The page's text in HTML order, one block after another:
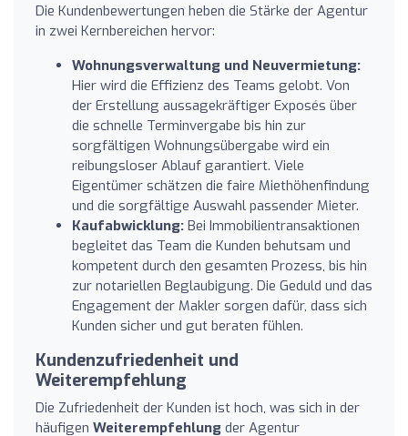
Die Kundenbewertungen heben die Stärke der Agentur
in zwei Kernbereichen hervor:
Wohnungsverwaltung und Neuvermietung:
Hier wird die Effizienz des Teams gelobt. Von
der Erstellung aussagekräftiger Exposés über
die schnelle Terminvergabe bis hin zur
sorgfältigen Wohnungsübergabe wird ein
reibungsloser Ablauf garantiert. Viele
Eigentümer schätzen die faire Miethöhenfindung
und die sorgfältige Auswahl passender Mieter.
Kaufabwicklung: Bei Immobilientransaktionen
begleitet das Team die Kunden behutsam und
kompetent durch den gesamten Prozess, bis hin
zur notariellen Beglaubigung. Die Geduld und das
Engagement der Makler sorgen dafür, dass sich
Kunden sicher und gut beraten fühlen.
Kundenzufriedenheit und
Weiterempfehlung
Die Zufriedenheit der Kunden ist hoch, was sich in der
häufigen Weiterempfehlung der Agentur